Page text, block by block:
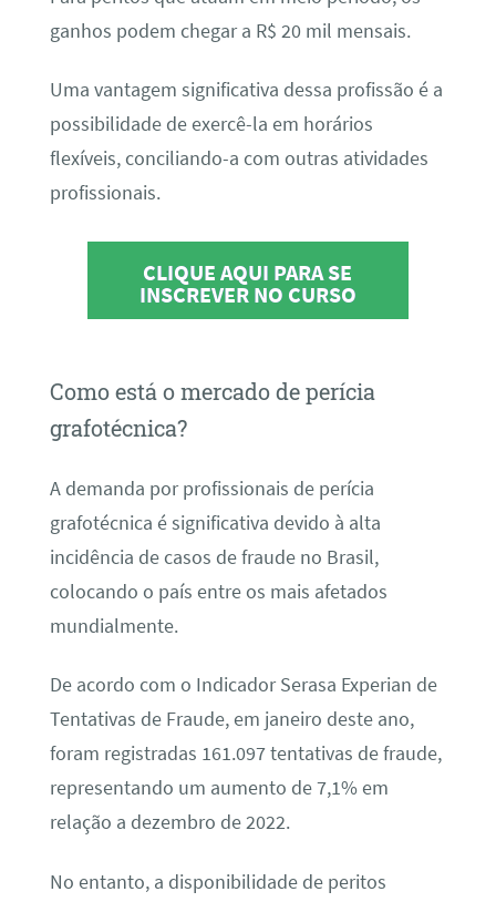
ganhos podem chegar a R$ 20 mil mensais.
Uma vantagem significativa dessa profissão é a
possibilidade de exercê-la em horários
flexíveis, conciliando-a com outras atividades
profissionais.
CLIQUE AQUI PARA SE
INSCREVER NO CURSO
Como está o mercado de perícia
grafotécnica?
A demanda por profissionais de perícia
grafotécnica é significativa devido à alta
incidência de casos de fraude no Brasil,
colocando o país entre os mais afetados
mundialmente.
De acordo com o Indicador Serasa Experian de
Tentativas de Fraude, em janeiro deste ano,
foram registradas 161.097 tentativas de fraude,
representando um aumento de 7,1% em
relação a dezembro de 2022.
No entanto, a disponibilidade de peritos